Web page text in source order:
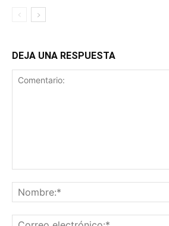
DEJA UNA RESPUESTA